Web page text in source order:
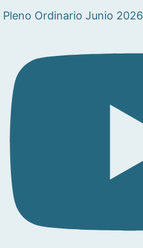
Pleno Ordinario Junio 2026